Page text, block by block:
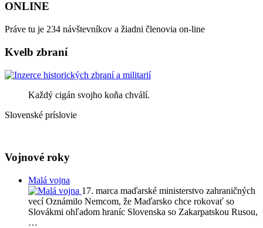
ONLINE
Práve tu je 234 návštevníkov a žiadni členovia on-line
Kvelb zbraní
Každý cigán svojho koňa chválí.
Slovenské príslovie
Vojnové roky
Malá vojna
17. marca maďarské ministerstvo zahraničných
vecí Oznámilo Nemcom, že Maďarsko chce rokovať so
Slovákmi ohľadom hraníc Slovenska so Zakarpatskou Rusou,
…